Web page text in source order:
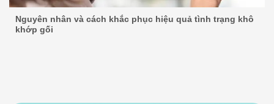
Nguyên nhân và cách khắc phục hiệu quả tình trạng khô
khớp gối